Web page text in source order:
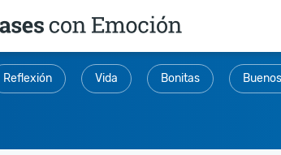
Reflexión Vida Bonitas